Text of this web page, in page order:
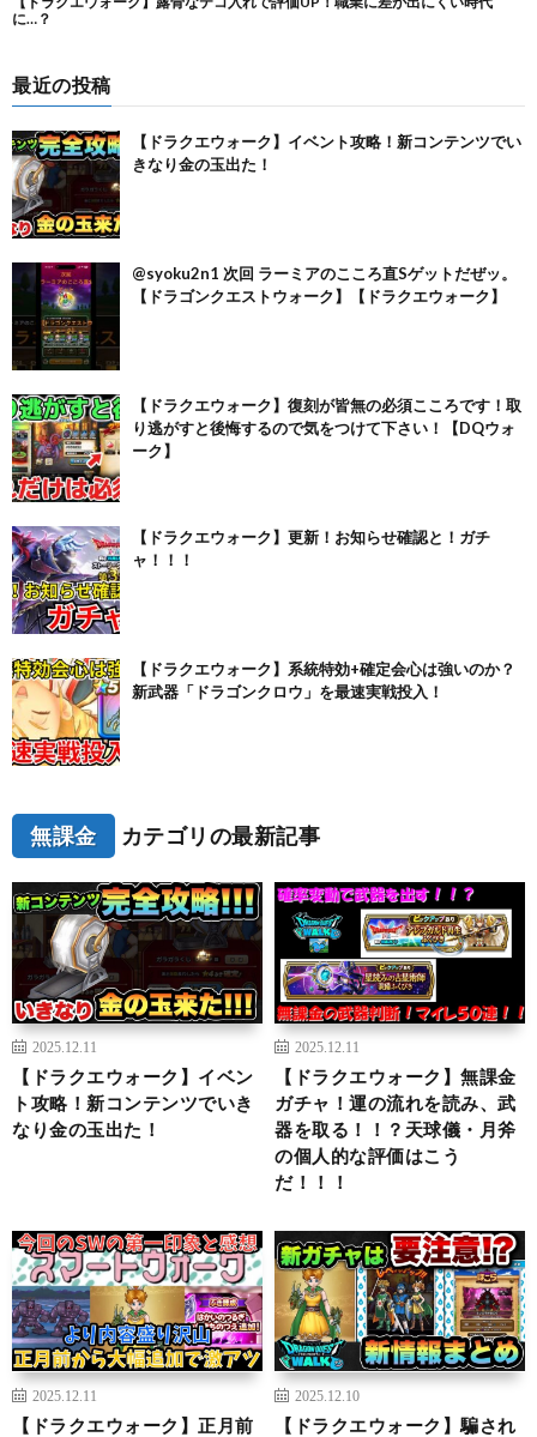
最近の投稿
【ドラクエウォーク】イベント攻略！新コンテンツでい
きなり金の玉出た！
@syoku2n1 次回 ラーミアのこころ直Sゲットだぜッ。
【ドラゴンクエストウォーク】【ドラクエウォーク】
【ドラクエウォーク】復刻が皆無の必須こころです！取
り逃がすと後悔するので気をつけて下さい！【DQウォ
ーク】
【ドラクエウォーク】更新！お知らせ確認と！ガチ
ャ！！！
【ドラクエウォーク】系統特効+確定会心は強いのか？
新武器「ドラゴンクロウ」を最速実戦投入！
無課金 カテゴリの最新記事
2025.12.11
【ドラクエウォーク】イベン
ト攻略！新コンテンツでいき
なり金の玉出た！
2025.12.11
【ドラクエウォーク】無課金
ガチャ！運の流れを読み、武
器を取る！！？天球儀・月斧
の個人的な評価はこう
だ！！！
2025.12.11
【ドラクエウォーク】正月前
2025.12.10
【ドラクエウォーク】騙され